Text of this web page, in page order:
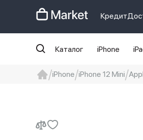
Кредит
Каталог iPhone
iPhone iPhone 12 Mini